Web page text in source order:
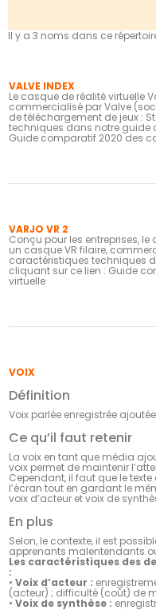
Il y a 3 noms dans ce
VALVE INDEX
Le casque de réalité virtuelle
commercialisé par Valve
de téléchargement de jeux :
techniques dans notre guide
Guide comparatif 2020 des
VARJO VR 2
Conçu pour les entreprises, le
un casque VR filaire,
caractéristiques techniques
cliquant sur ce lien : Guide
virtuelle
VOIX
Définition
Voix parlée enregistrée
Ce qu’il faut retenir
La voix en tant que média
voix permet de maintenir
Cependant, il faut que le
l’écran tout en gardant le
voix d’acteur et voix de
En plus
Selon, le contexte, il est
apprenants malentendants
Les caractéristiques des
:
•Voix d’acteur :
(acteur) ; difficulté (coût) de
•Voix de synthèse :